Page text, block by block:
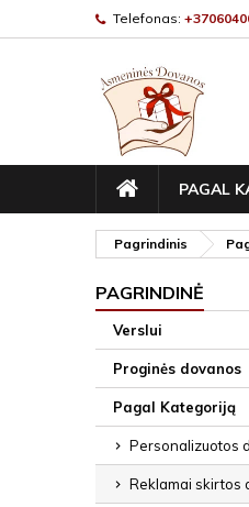
Telefonas:
PAGRINDINIS
PAGAL
Pagrindinis
PAGRINDINĖ
Verslui
Proginės dovanos
Pagal Kategoriją
Personalizuotos
Reklamai skirtos